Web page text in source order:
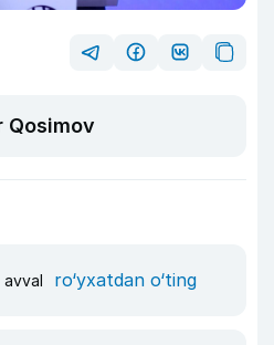
Qosimov
avval ro‘yxatdan o‘ting